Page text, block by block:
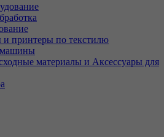
принтеры по текстилю
материалы и Аксессуары для